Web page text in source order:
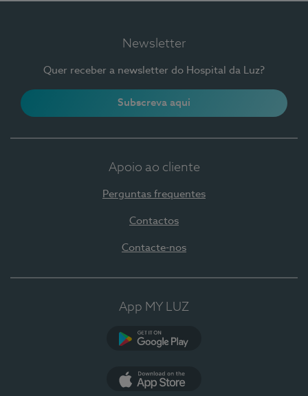
Newsletter
Quer receber a newsletter do Hospital da Luz?
Subscreva aqui
Apoio ao cliente
Perguntas frequentes
Contactos
Contacte-nos
App MY LUZ